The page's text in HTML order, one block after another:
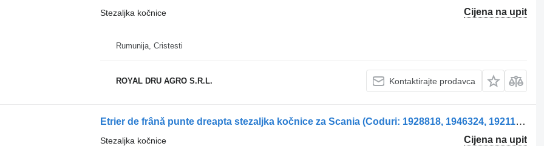
Cijena na upit
Stezaljka kočnice
Rumunija, Cristesti
ROYAL DRU AGRO S.R.L. Kontaktirajte prodavca
Etrier de frână punte dreapta stezaljka kočnice za Scania (Coduri: 1928818, 1946324, 1921155, 1756386, 1731224, 1517004, 1473364, 1363749, 1862290, 1862300, 14000552, 1978632) kamiona
Cijena na upit
Stezaljka kočnice